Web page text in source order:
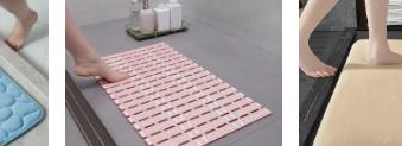
Design**
Mat is not just a practical addition to your
this mat is designed to withstand the rigors of
rubber backing ensures safety and stability underfoot.